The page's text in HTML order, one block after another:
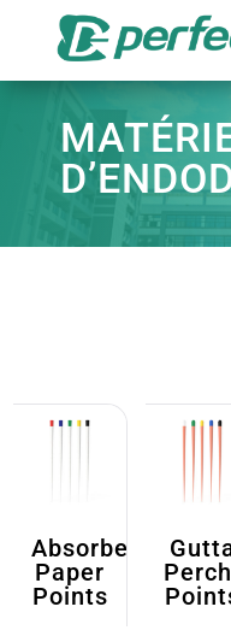
Absorbent
Paper
Points